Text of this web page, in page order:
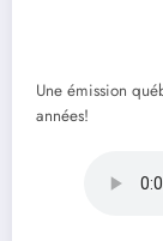
Une émission
années!